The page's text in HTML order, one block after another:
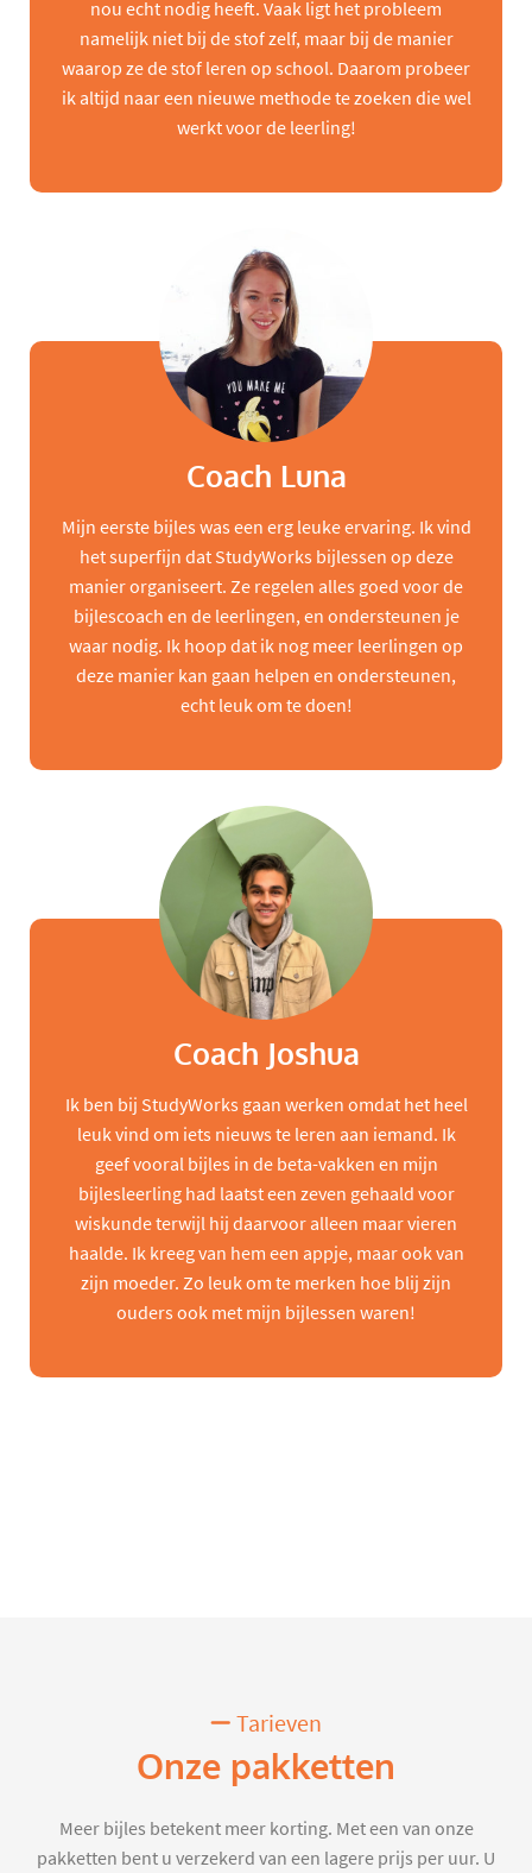
nou echt nodig heeft. Vaak ligt het probleem
namelijk niet bij de stof zelf, maar bij de manier
waarop ze de stof leren op school. Daarom probeer
ik altijd naar een nieuwe methode te zoeken die wel
werkt voor de leerling!
Coach Luna
Mijn eerste bijles was een erg leuke ervaring. Ik vind
het superfijn dat StudyWorks bijlessen op deze
manier organiseert. Ze regelen alles goed voor de
bijlescoach en de leerlingen, en ondersteunen je
waar nodig. Ik hoop dat ik nog meer leerlingen op
deze manier kan gaan helpen en ondersteunen,
echt leuk om te doen!
Coach Joshua
Ik ben bij StudyWorks gaan werken omdat het heel
leuk vind om iets nieuws te leren aan iemand. Ik
geef vooral bijles in de beta-vakken en mijn
bijlesleerling had laatst een zeven gehaald voor
wiskunde terwijl hij daarvoor alleen maar vieren
haalde. Ik kreeg van hem een appje, maar ook van
zijn moeder. Zo leuk om te merken hoe blij zijn
ouders ook met mijn bijlessen waren!
Tarieven
Onze pakketten
Meer bijles betekent meer korting. Met een van onze
pakketten bent u verzekerd van een lagere prijs per uur. U